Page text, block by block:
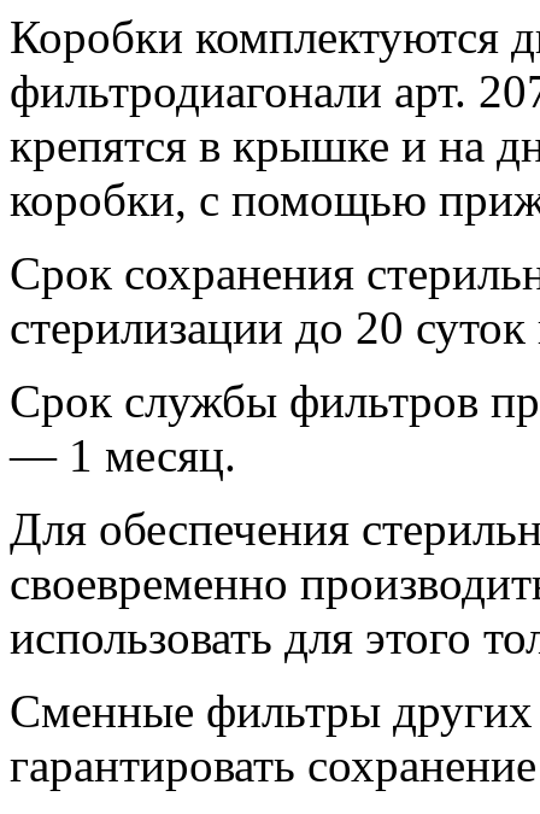
Коробки комплектуются
фильтродиагонали арт.
крепятся в крышке и на
коробки, с помощью
Срок сохранения
стерилизации до 20
Срок службы фильтров
— 1 месяц.
Для обеспечения
своевременно
использовать для этого
Сменные фильтры других
гарантировать